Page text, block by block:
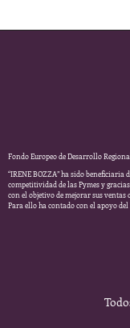
Fondo Europeo de Desarrollo
“IRENE BOZZA” ha sido
competitividad de las Pymes y
con el objetivo de mejorar sus
Para ello ha contado con el apoyo